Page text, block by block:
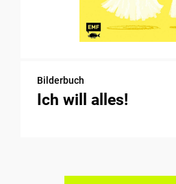
Bilderbuch
Ich will alles!